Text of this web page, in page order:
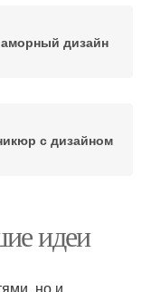
дизайн
с дизайном
идеи